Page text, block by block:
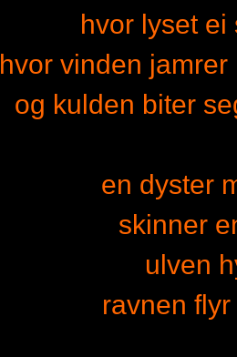
hvor lyset ei
hvor vinden
og kulden biter
en dyster
skinner
ulven
ravnen